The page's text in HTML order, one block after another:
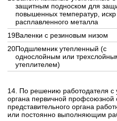
защитным подноском для
повышенных температур, искр
расплавленного металла
19Валенки с резиновым низом
20Подшлемник утепленный (с
однослойным или
утеплителем)
14. По решению работодателя с
органа первичной профсоюзной
представительного органа
или постоянно выполняющим